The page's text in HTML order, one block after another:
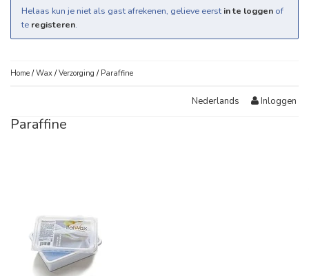
Helaas kun je niet als gast afrekenen, gelieve eerst in te loggen of
te registeren.
Home /Wax /Verzorging / Paraffine
Nederlands Inloggen
Paraffine